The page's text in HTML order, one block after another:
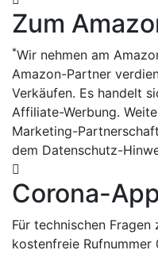
Zum
*Wir nehmen am
Amazon-Partner
Verkäufen. Es handelt
Affiliate-Werbung.
Marketing-
dem Datenschutz-
Corona-
Für technischen
kostenfreie